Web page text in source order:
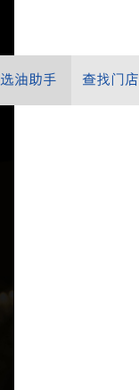
选油助手 查找门店